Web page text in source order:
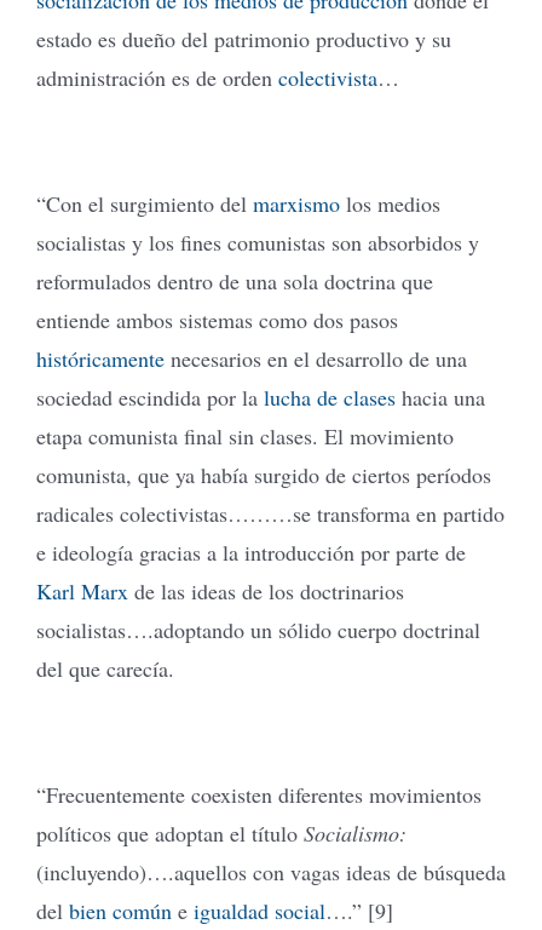
estado es dueño del patrimonio productivo y su
administración es de orden colectivista…
“Con el surgimiento del marxismo los medios
socialistas y los fines comunistas son absorbidos y
reformulados dentro de una sola doctrina que
entiende ambos sistemas como dos pasos
históricamente necesarios en el desarrollo de una
sociedad escindida por la lucha de clases hacia una
etapa comunista final sin clases. El movimiento
comunista, que ya había surgido de ciertos períodos
radicales colectivistas………se transforma en partido
e ideología gracias a la introducción por parte de
Karl Marx de las ideas de los doctrinarios
socialistas….adoptando un sólido cuerpo doctrinal
del que carecía.
“Frecuentemente coexisten diferentes movimientos
políticos que adoptan el título Socialismo:
(incluyendo)….aquellos con vagas ideas de búsqueda
del bien común e igualdad social….” [9]